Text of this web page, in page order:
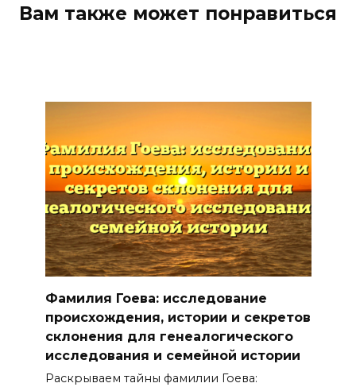
Вам также может понравиться
Фамилия Гоева: исследование
происхождения, истории и секретов
склонения для генеалогического
исследования и семейной истории
Раскрываем тайны фамилии Гоева: